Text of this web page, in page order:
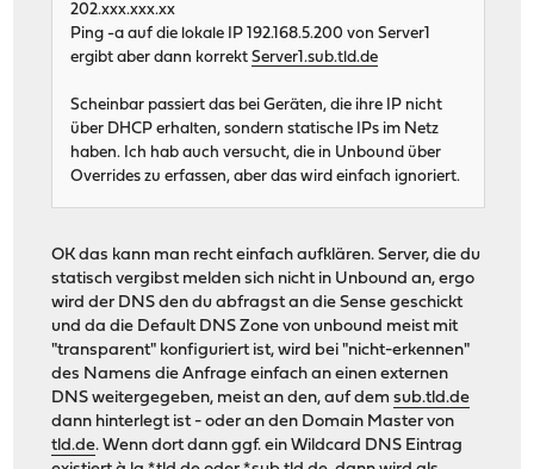
202.xxx.xxx.xx
Ping -a auf die lokale IP 192.168.5.200 von Server1
ergibt aber dann korrektServer1.sub.tld.de
Scheinbar passiert das bei Geräten, die ihre IP nicht
über DHCP erhalten, sondern statische IPs im Netz
haben. Ich hab auch versucht, die in Unbound über
Overrides zu erfassen, aber das wird einfach ignoriert.
OK das kann man recht einfach aufklären. Server, die du
statisch vergibst melden sich nicht in Unbound an, ergo
wird der DNS den du abfragst an die Sense geschickt
und da die Default DNS Zone von unbound meist mit
"transparent" konfiguriert ist, wird bei "nicht-erkennen"
des Namens die Anfrage einfach an einen externen
DNS weitergegeben, meist an den, auf demsub.tld.de
dann hinterlegt ist - oder an den Domain Master von
tld.de. Wenn dort dann ggf. ein Wildcard DNS Eintrag